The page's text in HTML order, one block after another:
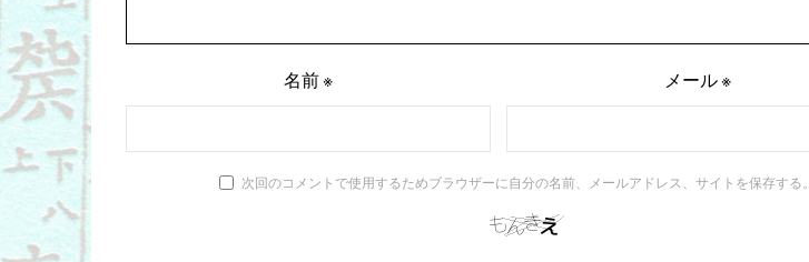
名前※ メール※
次回のコメントで使用するためブラウザーに自分の名前、メールアドレス、サイトを保存する。